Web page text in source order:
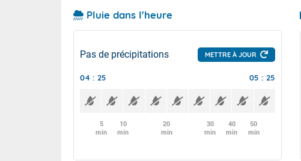
Pluie dans l'heure
Pas de précipitations METTRE À JOUR
04 : 25 05 : 25
5
min
10
min
20
min
30
min
40
min
50
min